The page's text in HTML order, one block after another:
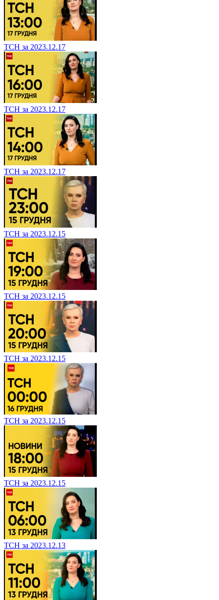
ТСН за 2023.12.17
ТСН за 2023.12.17
ТСН за 2023.12.17
ТСН за 2023.12.15
ТСН за 2023.12.15
ТСН за 2023.12.15
ТСН за 2023.12.15
ТСН за 2023.12.15
ТСН за 2023.12.13